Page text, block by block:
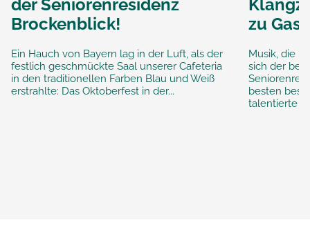
der Seniorenresidenz
Brockenblick!
Ein Hauch von Bayern lag in der Luft, als der
festlich geschmückte Saal unserer Cafeteria
in den traditionellen Farben Blau und Weiß
erstrahlte: Das Oktoberfest in der...
zu Gast
Musik, die
sich der
besten
talentierte